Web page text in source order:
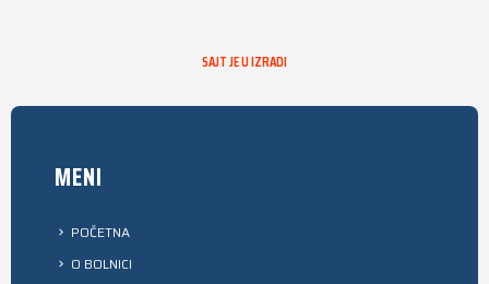
SAJT JE U IZRADI
MENI
POČETNA
O BOLNICI